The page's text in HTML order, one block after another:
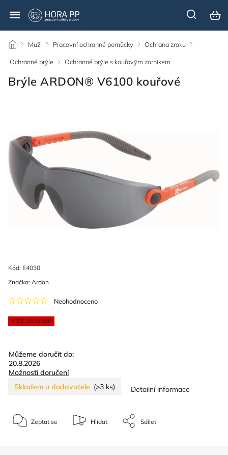
/ Muži / Pracovní ochranné pomůcky / Ochrana zraku /
Ochranné brýle / Ochranné brýle s kouřovým zorníkem
Brýle ARDON® V6100 kouřové
Kód: E4030
VÍCE ZA MÉNĚ
Neohodnoceno
Značka: Ardon
Můžeme doručit do:
20.8.2026
Možnosti doručení
Skladem u dodavatele (>3 ks) Detailní informace
Zeptat se Hlídat Sdílet